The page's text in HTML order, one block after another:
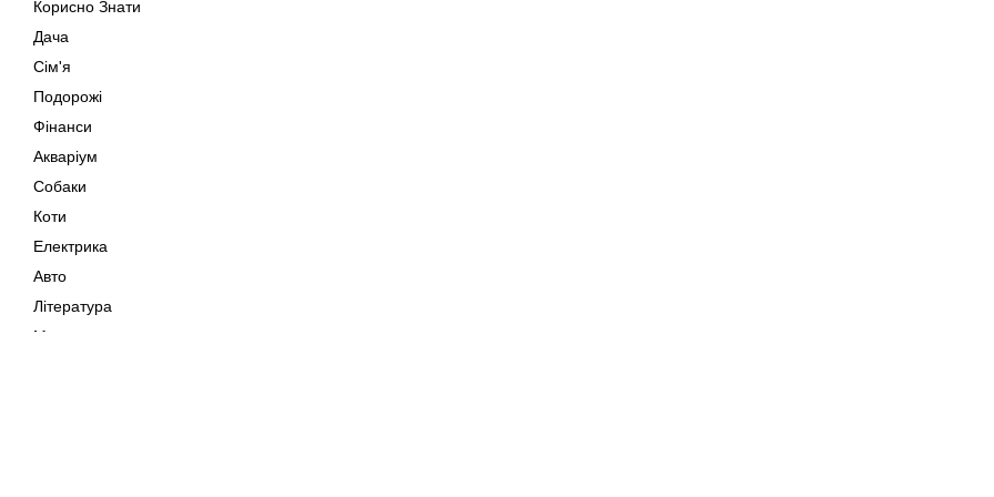
Корисно Знати
Дача
Сім'я
Подорожі
Фінанси
Акваріум
Собаки
Коти
Електрика
Авто
Література
Музика